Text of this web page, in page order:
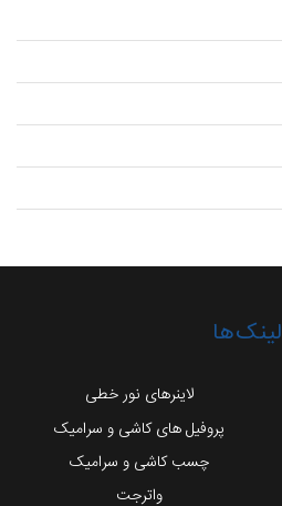
لینک‌ها
لاینرهای نور خطی
پروفیل های کاشی و سرامیک
چسب کاشی و سرامیک
واترجت